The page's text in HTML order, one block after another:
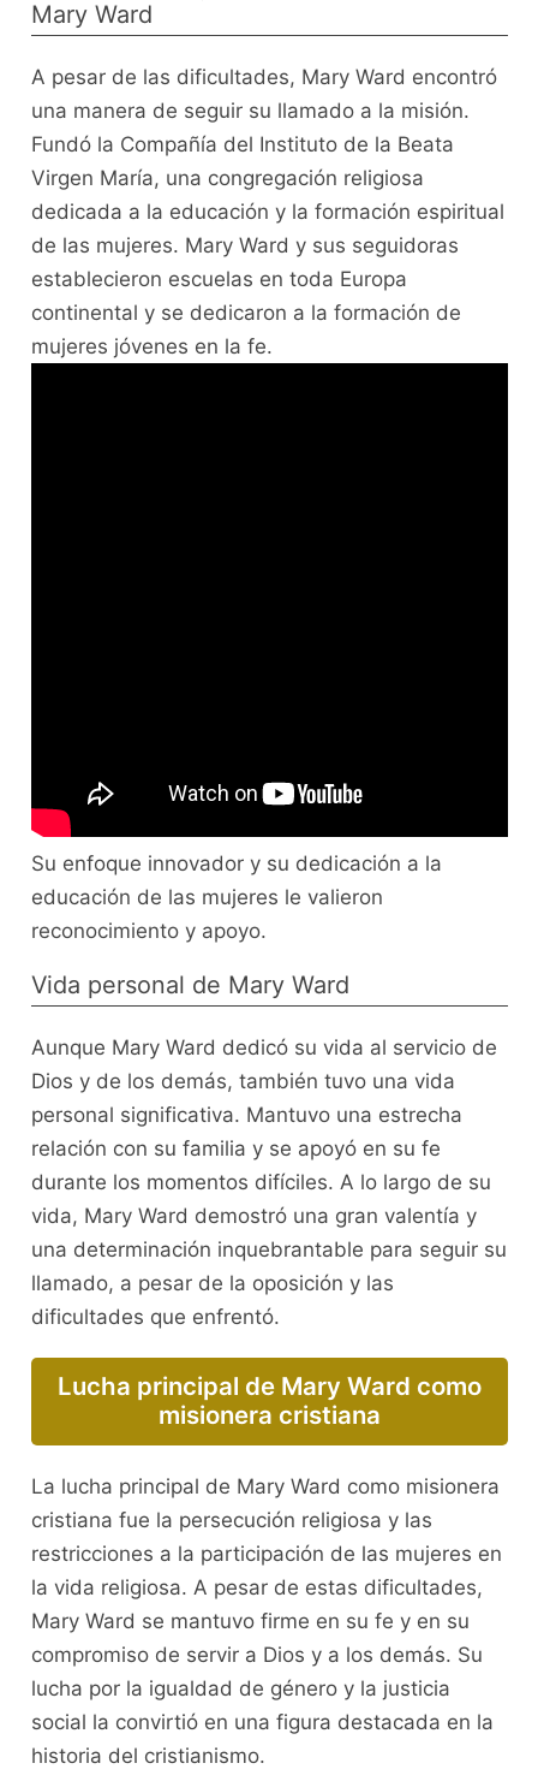
Mary Ward
A pesar de las dificultades, Mary Ward encontró
una manera de seguir su llamado a la misión.
Fundó la Compañía del Instituto de la Beata
Virgen María, una congregación religiosa
dedicada a la educación y la formación espiritual
de las mujeres. Mary Ward y sus seguidoras
establecieron escuelas en toda Europa
continental y se dedicaron a la formación de
mujeres jóvenes en la fe.
Su enfoque innovador y su dedicación a la
educación de las mujeres le valieron
reconocimiento y apoyo.
Vida personal de Mary Ward
Aunque Mary Ward dedicó su vida al servicio de
Dios y de los demás, también tuvo una vida
personal significativa. Mantuvo una estrecha
relación con su familia y se apoyó en su fe
durante los momentos difíciles. A lo largo de su
vida, Mary Ward demostró una gran valentía y
una determinación inquebrantable para seguir su
llamado, a pesar de la oposición y las
dificultades que enfrentó.
Lucha principal de Mary Ward como
misionera cristiana
La lucha principal de Mary Ward como misionera
cristiana fue la persecución religiosa y las
restricciones a la participación de las mujeres en
la vida religiosa. A pesar de estas dificultades,
Mary Ward se mantuvo firme en su fe y en su
compromiso de servir a Dios y a los demás. Su
lucha por la igualdad de género y la justicia
social la convirtió en una figura destacada en la
historia del cristianismo.